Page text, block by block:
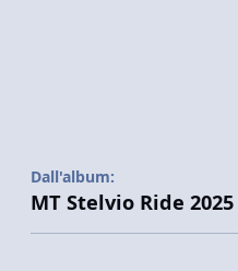
Dall'album:
MT Stelvio Ride 2025